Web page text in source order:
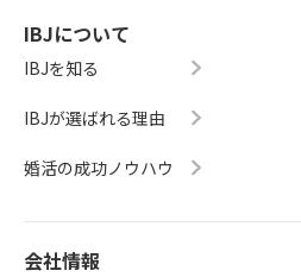
IBJについて
IBJを知る
IBJが選ばれる理由
婚活の成功ノウハウ
会社情報